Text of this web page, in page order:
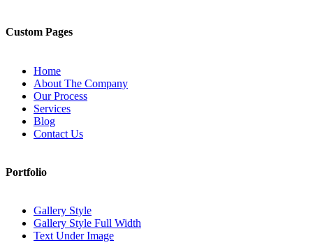
Custom Pages
Home
About The Company
Our Process
Services
Blog
Contact Us
Portfolio
Gallery Style
Gallery Style Full Width
Text Under Image